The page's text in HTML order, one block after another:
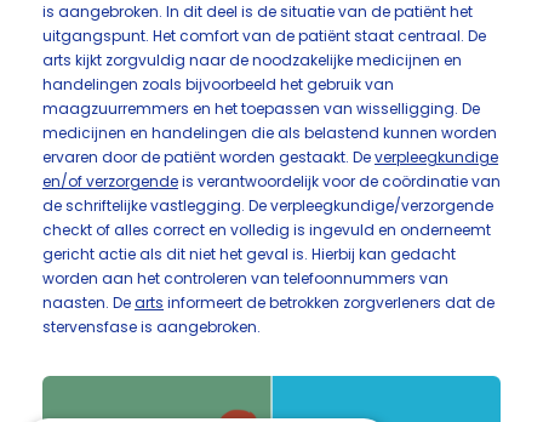
is aangebroken. In dit deel is de situatie van de patiënt het
uitgangspunt. Het comfort van de patiënt staat centraal. De
arts kijkt zorgvuldig naar de noodzakelijke medicijnen en
handelingen zoals bijvoorbeeld het gebruik van
maagzuurremmers en het toepassen van wisselligging. De
medicijnen en handelingen die als belastend kunnen worden
ervaren door de patiënt worden gestaakt. Deverpleegkundige
en/of verzorgendeis verantwoordelijk voor de coördinatie van
de schriftelijke vastlegging. De verpleegkundige/verzorgende
checkt of alles correct en volledig is ingevuld en onderneemt
gericht actie als dit niet het geval is. Hierbij kan gedacht
worden aan het controleren van telefoonnummers van
naasten. Dearts informeert de betrokken zorgverleners dat de
stervensfase is aangebroken.